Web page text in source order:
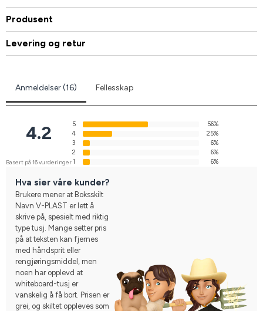
Produsent
Levering og retur
Anmeldelser (16) Fellesskap
4.2
Basert på 16 vurderinger
5
56%
4
25%
3
6%
2
6%
1
6%
Hva sier våre kunder?
Brukere mener at Boksskilt
Navn V-PLAST er lett å
skrive på, spesielt med riktig
type tusj. Mange setter pris
på at teksten kan fjernes
med håndsprit eller
rengjøringsmiddel, men
noen har opplevd at
whiteboard-tusj er
vanskelig å få bort. Prisen er
grei, og skiltet oppleves som